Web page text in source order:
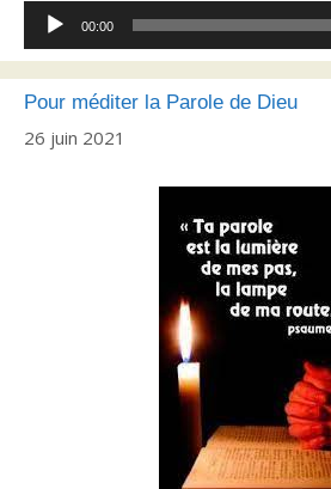
Lecteur
audio
00:00
Pour méditer la Parole de Dieu
26 juin 2021